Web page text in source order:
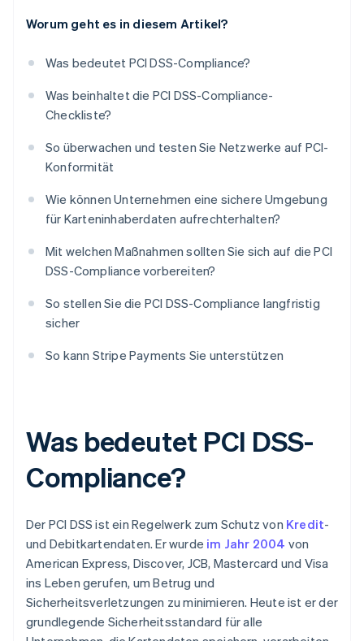
Worum geht es in diesem Artikel?
Was bedeutet PCI DSS-Compliance?
Was beinhaltet die PCI DSS-Compliance-
Checkliste?
So überwachen und testen Sie Netzwerke auf PCI-
Konformität
Wie können Unternehmen eine sichere Umgebung
für Karteninhaberdaten aufrechterhalten?
Mit welchen Maßnahmen sollten Sie sich auf die PCI
DSS-Compliance vorbereiten?
So stellen Sie die PCI DSS-Compliance langfristig
sicher
So kann Stripe Payments Sie unterstützen
Was bedeutet PCI DSS-
Compliance?
Der PCI DSS ist ein Regelwerk zum Schutz von Kredit-
und Debitkartendaten. Er wurde im Jahr 2004 von
American Express, Discover, JCB, Mastercard und Visa
ins Leben gerufen, um Betrug und
Sicherheitsverletzungen zu minimieren. Heute ist er der
grundlegende Sicherheitsstandard für alle